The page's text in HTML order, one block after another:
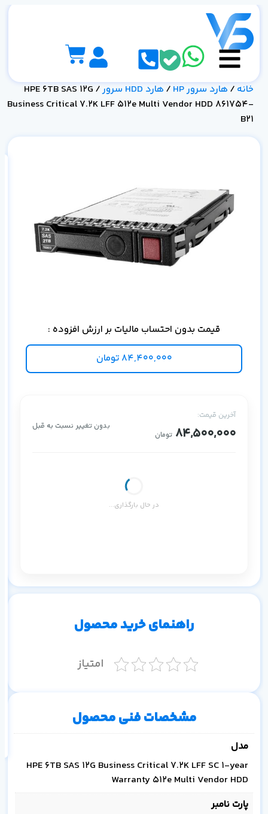
خانه / هارد سرور HP / هارد HDD سرور
/ HPE 6TB SAS 12G
Business Critical 7.2K LFF 512e Multi Vendor HDD 861754-
B21
قیمت بدون احتساب مالیات بر ارزش افزوده :
84,400,000 تومان
آخرین قیمت:
84,500,000 تومان
بدون تغییر نسبت به قبل
در حال بارگذاری...
۳ ماه ۶ ماه ۱ سال
راهنمای خرید محصول
امتیاز
مشخصات فنی محصول
مدل
HPE 6TB SAS 12G Business Critical 7.2K LFF SC 1-year
Warranty 512e Multi Vendor HDD
پارت نامبر